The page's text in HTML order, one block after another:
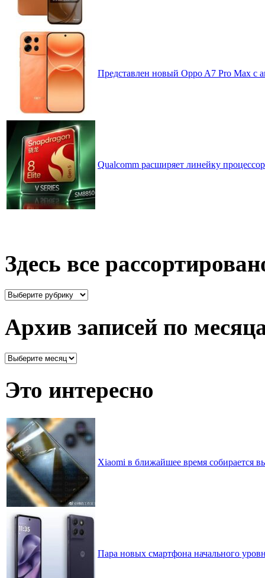
Представлен новый Oppo A7 Pro Max с
Qualcomm расширяет линейку
Здесь все
Здесь
Архив записей по
Архив
месяцам
Это интересно
Xiaomi в ближайшее время собирается
Пара новых смартфона начального